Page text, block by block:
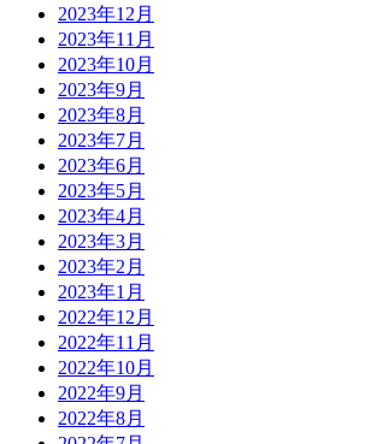
2023年12月
2023年11月
2023年10月
2023年9月
2023年8月
2023年7月
2023年6月
2023年5月
2023年4月
2023年3月
2023年2月
2023年1月
2022年12月
2022年11月
2022年10月
2022年9月
2022年8月